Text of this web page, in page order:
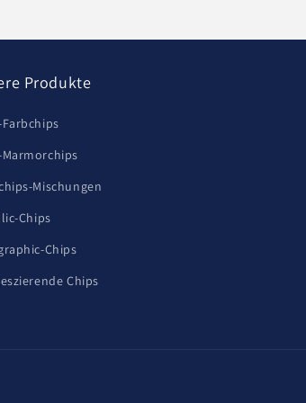
Produkte
Farbchips
Marmorchips
Mischungen
Chips
Chips
Chips